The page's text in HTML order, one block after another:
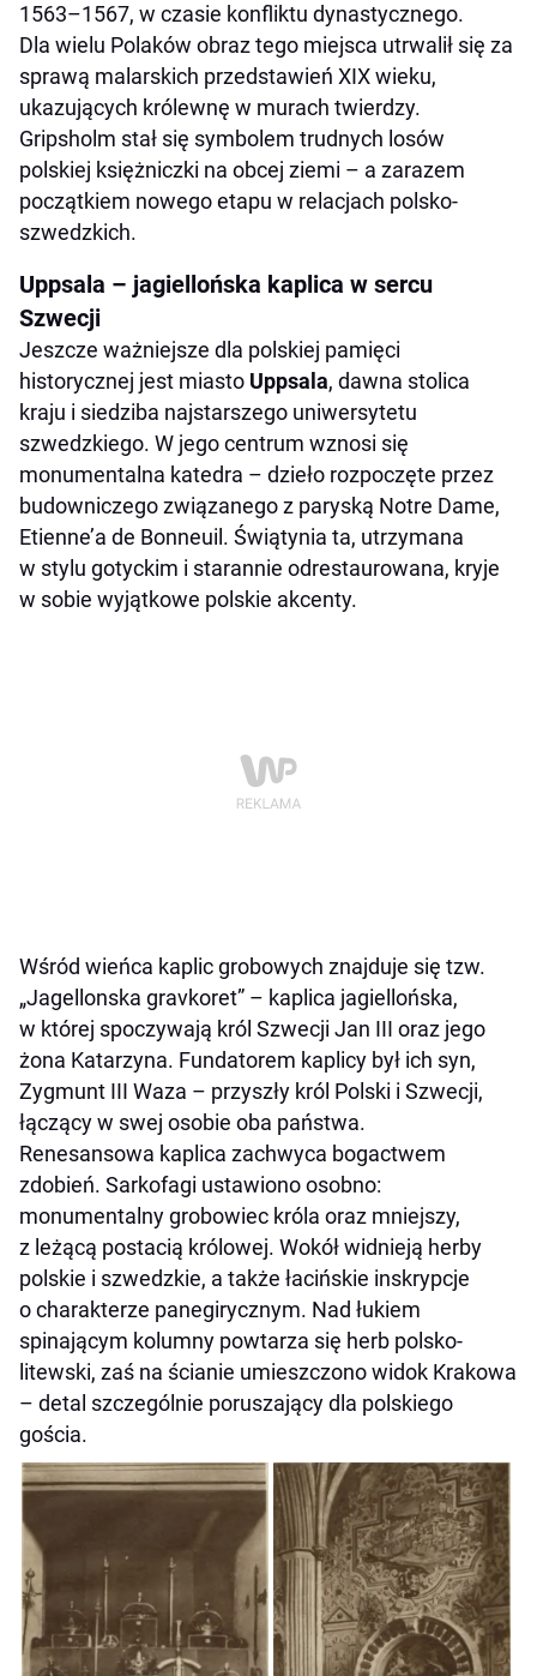
1563–1567, w czasie konfliktu dynastycznego.
Dla wielu Polaków obraz tego miejsca utrwalił się za
sprawą malarskich przedstawień XIX wieku,
ukazujących królewnę w murach twierdzy.
Gripsholm stał się symbolem trudnych losów
polskiej księżniczki na obcej ziemi – a zarazem
początkiem nowego etapu w relacjach polsko-
szwedzkich.
Uppsala – jagiellońska kaplica w sercu
Szwecji
Jeszcze ważniejsze dla polskiej pamięci
historycznej jest miasto Uppsala, dawna stolica
kraju i siedziba najstarszego uniwersytetu
szwedzkiego. W jego centrum wznosi się
monumentalna katedra – dzieło rozpoczęte przez
budowniczego związanego z paryską Notre Dame,
Etienne’a de Bonneuil. Świątynia ta, utrzymana
w stylu gotyckim i starannie odrestaurowana, kryje
w sobie wyjątkowe polskie akcenty.
Wśród wieńca kaplic grobowych znajduje się tzw.
„Jagellonska gravkoret” – kaplica jagiellońska,
w której spoczywają król Szwecji Jan III oraz jego
żona Katarzyna. Fundatorem kaplicy był ich syn,
Zygmunt III Waza – przyszły król Polski i Szwecji,
łączący w swej osobie oba państwa.
Renesansowa kaplica zachwyca bogactwem
zdobień. Sarkofagi ustawiono osobno:
monumentalny grobowiec króla oraz mniejszy,
z leżącą postacią królowej. Wokół widnieją herby
polskie i szwedzkie, a także łacińskie inskrypcje
o charakterze panegirycznym. Nad łukiem
spinającym kolumny powtarza się herb polsko-
litewski, zaś na ścianie umieszczono widok Krakowa
– detal szczególnie poruszający dla polskiego
gościa.